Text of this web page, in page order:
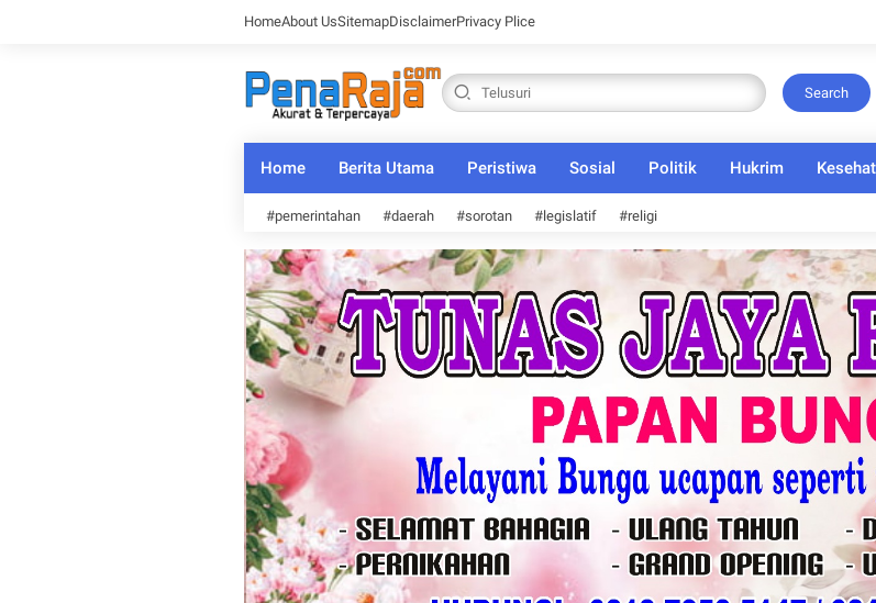
HomeAbout UsSitemapDisclaimerPrivacy Plice
Search
Home Berita Utama Peristiwa Sosial Politik Hukrim
#pemerintahan #daerah #sorotan #legislatif #religi